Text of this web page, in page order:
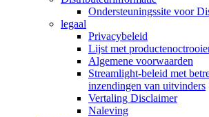
Ondersteuningssite voor
legaal
Privacybeleid
Lijst met
Algemene voorwaarden
Streamlight-beleid met
inzendingen van uitvinders
Vertaling Disclaimer
Naleving